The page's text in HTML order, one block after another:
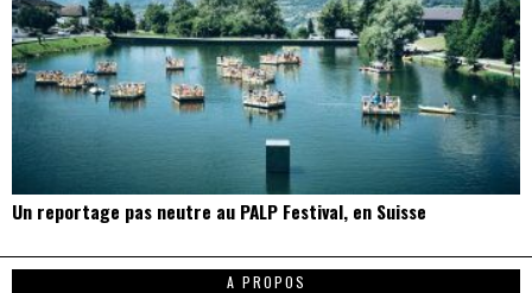
Un reportage pas neutre au PALP Festival, en Suisse
A PROPOS